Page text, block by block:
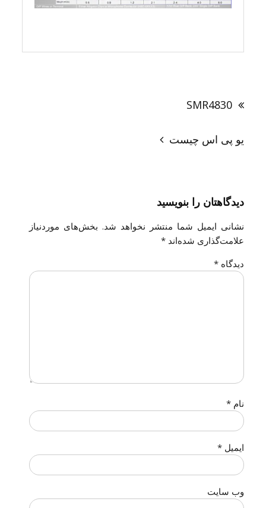
SMR4830
یو پی اس چیست
دیدگاهتان را بنویسید
نشانی ایمیل شما منتشر نخواهد شد. بخش‌های موردنیاز
علامت‌گذاری شده‌اند*
دیدگاه*
نام*
ایمیل*
وب‌ سایت